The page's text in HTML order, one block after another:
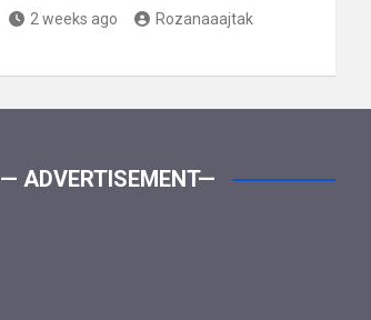
2 weeks ago Rozanaaajtak
— ADVERTISEMENT—